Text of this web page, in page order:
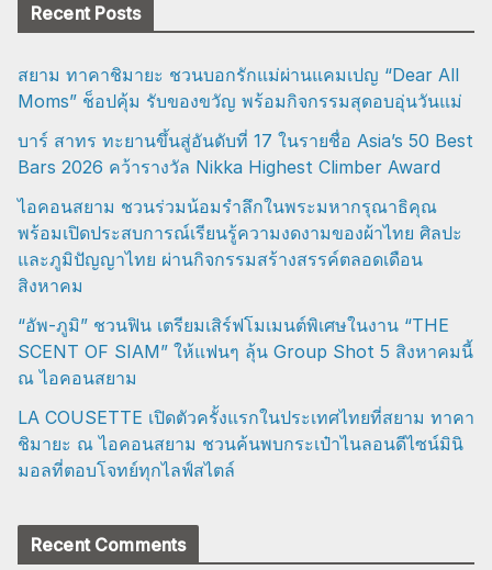
Recent Posts
สยาม ทาคาชิมายะ ชวนบอกรักแม่ผ่านแคมเปญ “Dear All
Moms” ช็อปคุ้ม รับของขวัญ พร้อมกิจกรรมสุดอบอุ่นวันแม่
บาร์ สาทร ทะยานขึ้นสู่อันดับที่ 17 ในรายชื่อ Asia’s 50 Best
Bars 2026 คว้ารางวัล Nikka Highest Climber Award
ไอคอนสยาม ชวนร่วมน้อมรำลึกในพระมหากรุณาธิคุณ
พร้อมเปิดประสบการณ์เรียนรู้ความงดงามของผ้าไทย ศิลปะ
และภูมิปัญญาไทย ผ่านกิจกรรมสร้างสรรค์ตลอดเดือน
สิงหาคม
“อัพ-ภูมิ” ชวนฟิน เตรียมเสิร์ฟโมเมนต์พิเศษในงาน “THE
SCENT OF SIAM” ให้แฟนๆ ลุ้น Group Shot 5 สิงหาคมนี้
ณ ไอคอนสยาม
LA COUSETTE เปิดตัวครั้งแรกในประเทศไทยที่สยาม ทาคา
ชิมายะ ณ ไอคอนสยาม ชวนค้นพบกระเป๋าไนลอนดีไซน์มินิ
มอลที่ตอบโจทย์ทุกไลฟ์สไตล์
Recent Comments